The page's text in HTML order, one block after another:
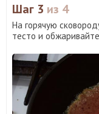
Шаг 3 из 4
На горячую
тесто и